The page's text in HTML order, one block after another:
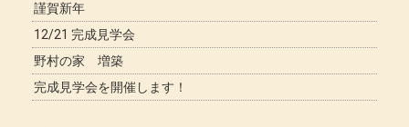
謹賀新年
12/21 完成見学会
野村の家 増築
完成見学会を開催します！